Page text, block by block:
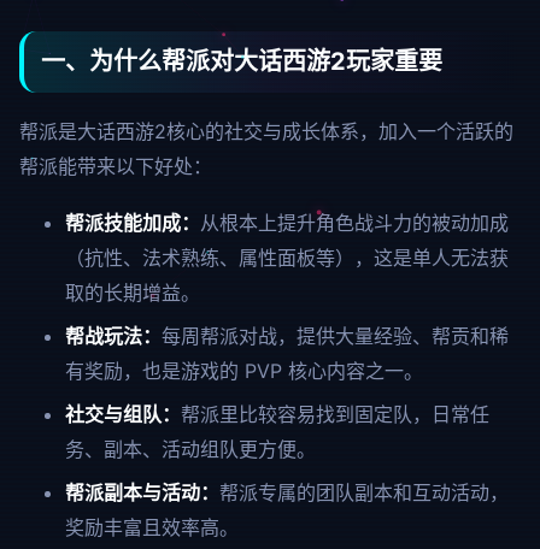
一、为什么帮派对大话西游2玩家重要
帮派是大话西游2核心的社交与成长体系，加入一个活跃的
帮派能带来以下好处：
帮派技能加成： 从根本上提升角色战斗力的被动加成
（抗性、法术熟练、属性面板等），这是单人无法获
取的长期增益。
帮战玩法： 每周帮派对战，提供大量经验、帮贡和稀
有奖励，也是游戏的 PVP 核心内容之一。
社交与组队： 帮派里比较容易找到固定队，日常任
务、副本、活动组队更方便。
帮派副本与活动： 帮派专属的团队副本和互动活动，
奖励丰富且效率高。